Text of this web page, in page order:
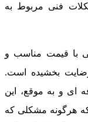
فنی مربوط به
با قیمت مناسب و
بخشیده است.
و به موقع، این
هرگونه مشکلی که